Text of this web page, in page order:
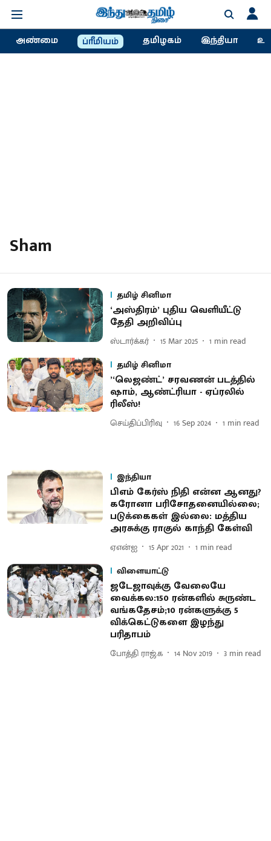
அண்மை ப்ரீமியம் தமிழகம் இந்தியா
Sham
தமிழ் சினிமா
‘அஸ்திரம்’ புதிய வெளியீட்டு
தேதி அறிவிப்பு
ஸ்டார்க்கர் 15 Mar 2025 1 min read
தமிழ் சினிமா
’‘லெஜண்ட்’ சரவணன் படத்தில்
ஷாம், ஆண்ட்ரியா - ஏப்ரலில்
ரிலீஸ்!
செய்திப்பிரிவு 16 Sep 2024 1 min read
இந்தியா
பிஎம் கேர்ஸ் நிதி என்ன ஆனது?
கரோனா பரிசோதனையில்லை;
படுக்கைகள் இல்லை: மத்திய
அரசுக்கு ராகுல் காந்தி கேள்வி
ஏஎன்ஐ 15 Apr 2021 1 min read
விளையாட்டு
ஜடேஜாவுக்கு வேலையே
வைக்கல:150 ரன்களில் சுருண்ட
வங்கதேசம்;10 ரன்களுக்கு 5
விக்கெட்டுகளை இழந்து
பரிதாபம்
போத்தி ராஜ்.க 14 Nov 2019 3 min read